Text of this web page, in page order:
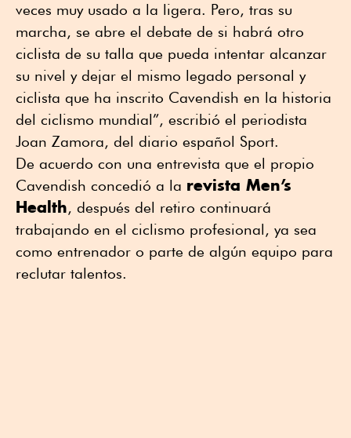
veces muy usado a la ligera. Pero, tras su
marcha, se abre el debate de si habrá otro
ciclista de su talla que pueda intentar alcanzar
su nivel y dejar el mismo legado personal y
ciclista que ha inscrito Cavendish en la historia
del ciclismo mundial”, escribió el periodista
Joan Zamora, del diario español Sport.
De acuerdo con una entrevista que el propio
Cavendish concedió a la revista Men’s
Health, después del retiro continuará
trabajando en el ciclismo profesional, ya sea
como entrenador o parte de algún equipo para
reclutar talentos.